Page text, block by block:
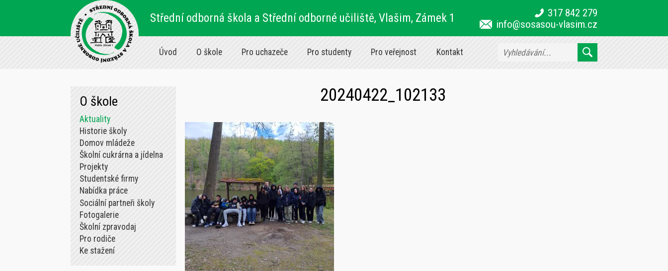
Střední odborná škola a Střední odborné učiliště, Vlašim, Zámek 1
317 842 279
info@sosasou-vlasim.cz
Úvod O škole Pro uchazeče Pro studenty Pro veřejnost Kontakt
O škole
Aktuality
Historie školy
Domov mládeže
Školní cukrárna a jídelna
Projekty
Studentské firmy
Nabídka práce
Sociální partneři školy
Fotogalerie
Školní zpravodaj
Pro rodiče
Ke stažení
20240422_102133